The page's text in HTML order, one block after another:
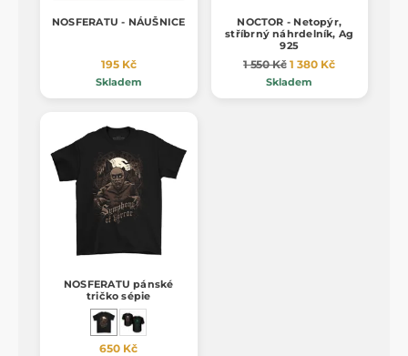
NOSFERATU - NÁUŠNICE
195 Kč
Skladem
NOCTOR - Netopýr,
stříbrný náhrdelník, Ag
925
1 550 Kč 1 380 Kč
Skladem
NOSFERATU pánské
tričko sépie
650 Kč